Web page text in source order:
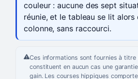
couleur : aucune des sept
réunie, et le tableau se lit alors
colonne, sans raccourci.
Ces informations sont fournies à
constituent en aucun cas une
gain. Les courses hippiques